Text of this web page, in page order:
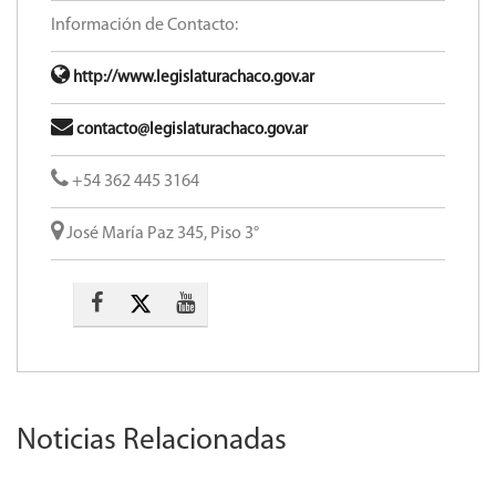
Información de Contacto:
http://www.legislaturachaco.gov.ar
contacto@legislaturachaco.gov.ar
+54 362 445 3164
José María Paz 345, Piso 3°
Noticias Relacionadas